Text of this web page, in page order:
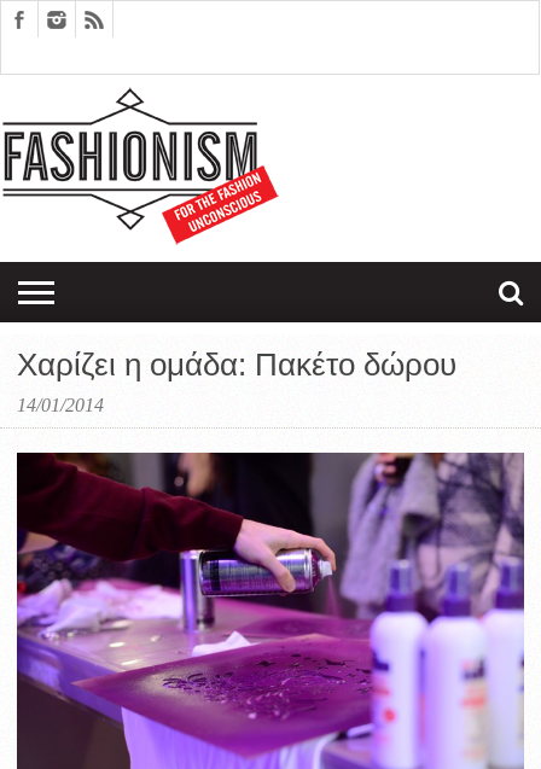
EDITORIALS
COUPLES
THERAPY
SARTORIAGRAM
Χαρίζει η ομάδα: Πακέτο δώρου
14/01/2014